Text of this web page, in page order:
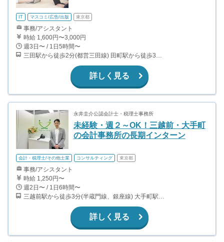
IT マスコミ/広告/出版 東京都
事務/アシスタント
時給 1,600円〜3,000円
週3日〜 / 1日5時間〜
詳しく見る
永井圭介公認会計士・税理士事務所
未経験・週２～OK！三越前・大手町
の会計事務所の長期インターン
会計・税理士/その他士業 コンサルティング 東京都
事務/アシスタント
時給 1,250円〜
週2日〜 / 1日6時間〜
三越前駅から徒歩3分(半蔵門線、銀座線) 大手町駅から徒歩6分(千代田線、半蔵門線、東西線、丸ノ内線 ほか) 新日本橋駅から徒歩5分(総武線) 神田駅から徒歩6分(山手線、中央線、京浜東北線、銀座線)
詳しく見る